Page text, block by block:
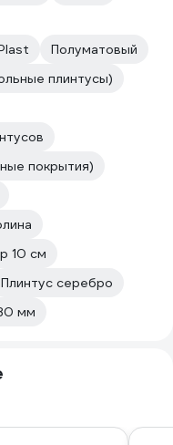
Полуматовый
плинтусы)
покрытия)
10 см
Плинтус серебро
мм